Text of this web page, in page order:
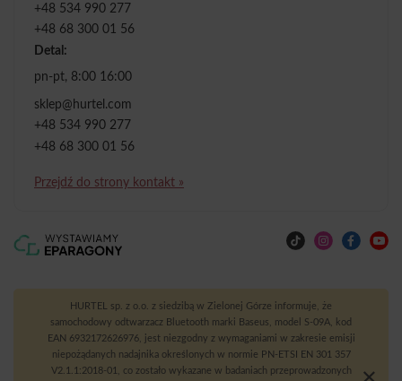
+48 534 990 277
+48 68 300 01 56
Detal:
pn-pt, 8:00 16:00
sklep@hurtel.com
+48 534 990 277
+48 68 300 01 56
Przejdź do strony kontakt »
HURTEL sp. z o.o. z siedzibą w Zielonej Górze informuje, że
samochodowy odtwarzacz Bluetooth marki Baseus, model S-09A, kod
EAN 6932172626976, jest niezgodny z wymaganiami w zakresie emisji
niepożądanych nadajnika określonych w normie PN-ETSI EN 301 357
V2.1.1:2018-01, co zostało wykazane w badaniach przeprowadzonych